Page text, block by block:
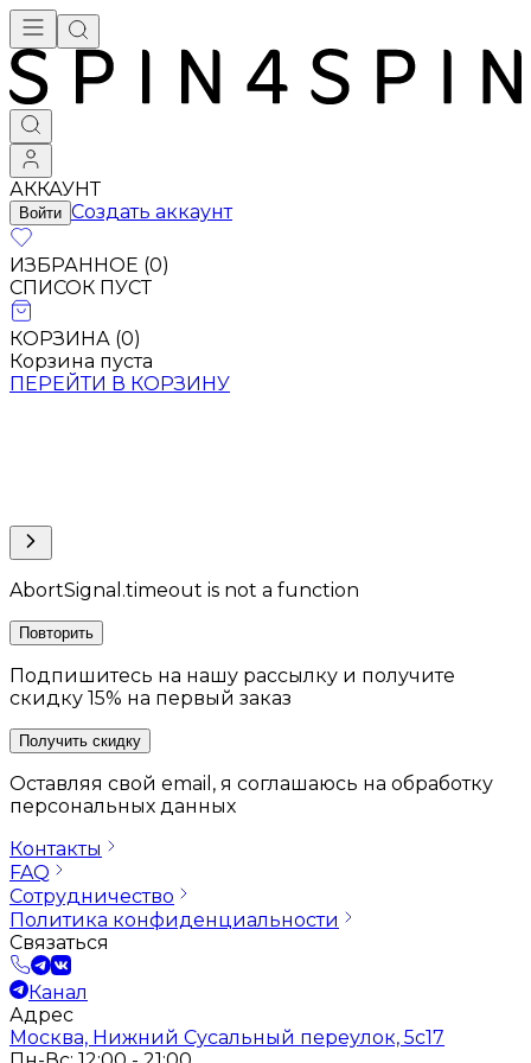
АККАУНТ
Войти Создать аккаунт
ИЗБРАННОЕ (0)
СПИСОК ПУСТ
КОРЗИНА (0)
Корзина пуста
ПЕРЕЙТИ В КОРЗИНУ
AbortSignal.timeout is not a function
Повторить
Подпишитесь на нашу рассылку и получите
скидку 15% на первый заказ
Получить скидку
Оставляя свой email, я соглашаюсь на обработку
персональных данных
Контакты
FAQ
Сотрудничество
Политика конфиденциальности
Связаться
Канал
Адрес
Москва, Нижний Сусальный переулок, 5с17